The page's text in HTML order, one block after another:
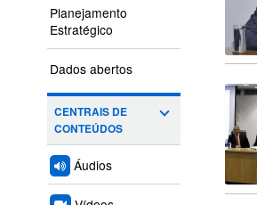
Planejamento
Estratégico
Dados abertos
CENTRAIS DE
CONTEÚDOS
Áudios